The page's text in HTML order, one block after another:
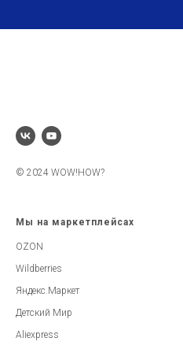
© 2024 WOW!HOW?
Мы на маркетплейсах
OZON
Wildberries
Яндекс.Маркет
Детский Мир
Aliexpress